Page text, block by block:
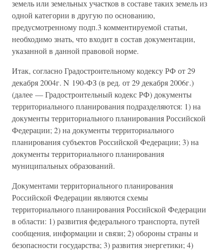
земель или земельных участков в составе таких земель из
одной категории в другую по основанию,
предусмотренному подп.3 комментируемой статьи,
необходимо знать, что входит в состав документации,
указанной в данной правовой норме.
Итак, согласно Градостроительному кодексу РФ от 29
декабря 2004г. N 190-ФЗ (в ред. от 29 декабря 2006г.)
(далее — Градостроительный кодекс РФ) документы
территориального планирования подразделяются: 1) на
документы территориального планирования Российской
Федерации; 2) на документы территориального
планирования субъектов Российской Федерации; 3) на
документы территориального планирования
муниципальных образований.
Документами территориального планирования
Российской Федерации являются схемы
территориального планирования Российской Федерации
в области: 1) развития федерального транспорта, путей
сообщения, информации и связи; 2) обороны страны и
безопасности государства; 3) развития энергетики; 4)